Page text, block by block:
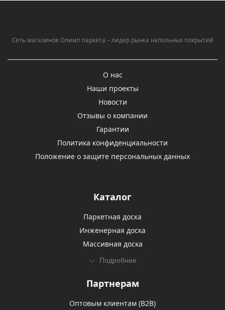
Сеть магазинов Олимп паркета – лидер рынка напольных покрытий
О нас
Наши проекты
Новости
Отзывы о компании
Гарантии
Политика конфиденциальности
Положение о защите персональных данных
Каталог
Паркетная доска
Инженерная доска
Массивная доска
Подробнее
Партнерам
Оптовым клиентам (В2В)